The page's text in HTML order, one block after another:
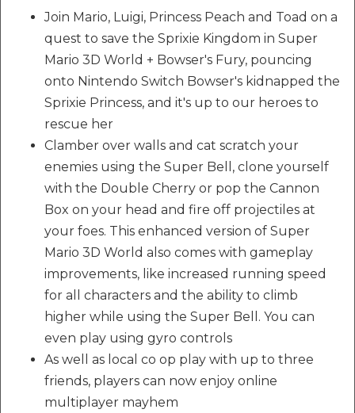
Join Mario, Luigi, Princess Peach and Toad on a
quest to save the Sprixie Kingdom in Super
Mario 3D World + Bowser's Fury, pouncing
onto Nintendo Switch Bowser's kidnapped the
Sprixie Princess, and it's up to our heroes to
rescue her
Clamber over walls and cat scratch your
enemies using the Super Bell, clone yourself
with the Double Cherry or pop the Cannon
Box on your head and fire off projectiles at
your foes. This enhanced version of Super
Mario 3D World also comes with gameplay
improvements, like increased running speed
for all characters and the ability to climb
higher while using the Super Bell. You can
even play using gyro controls
As well as local co op play with up to three
friends, players can now enjoy online
multiplayer mayhem